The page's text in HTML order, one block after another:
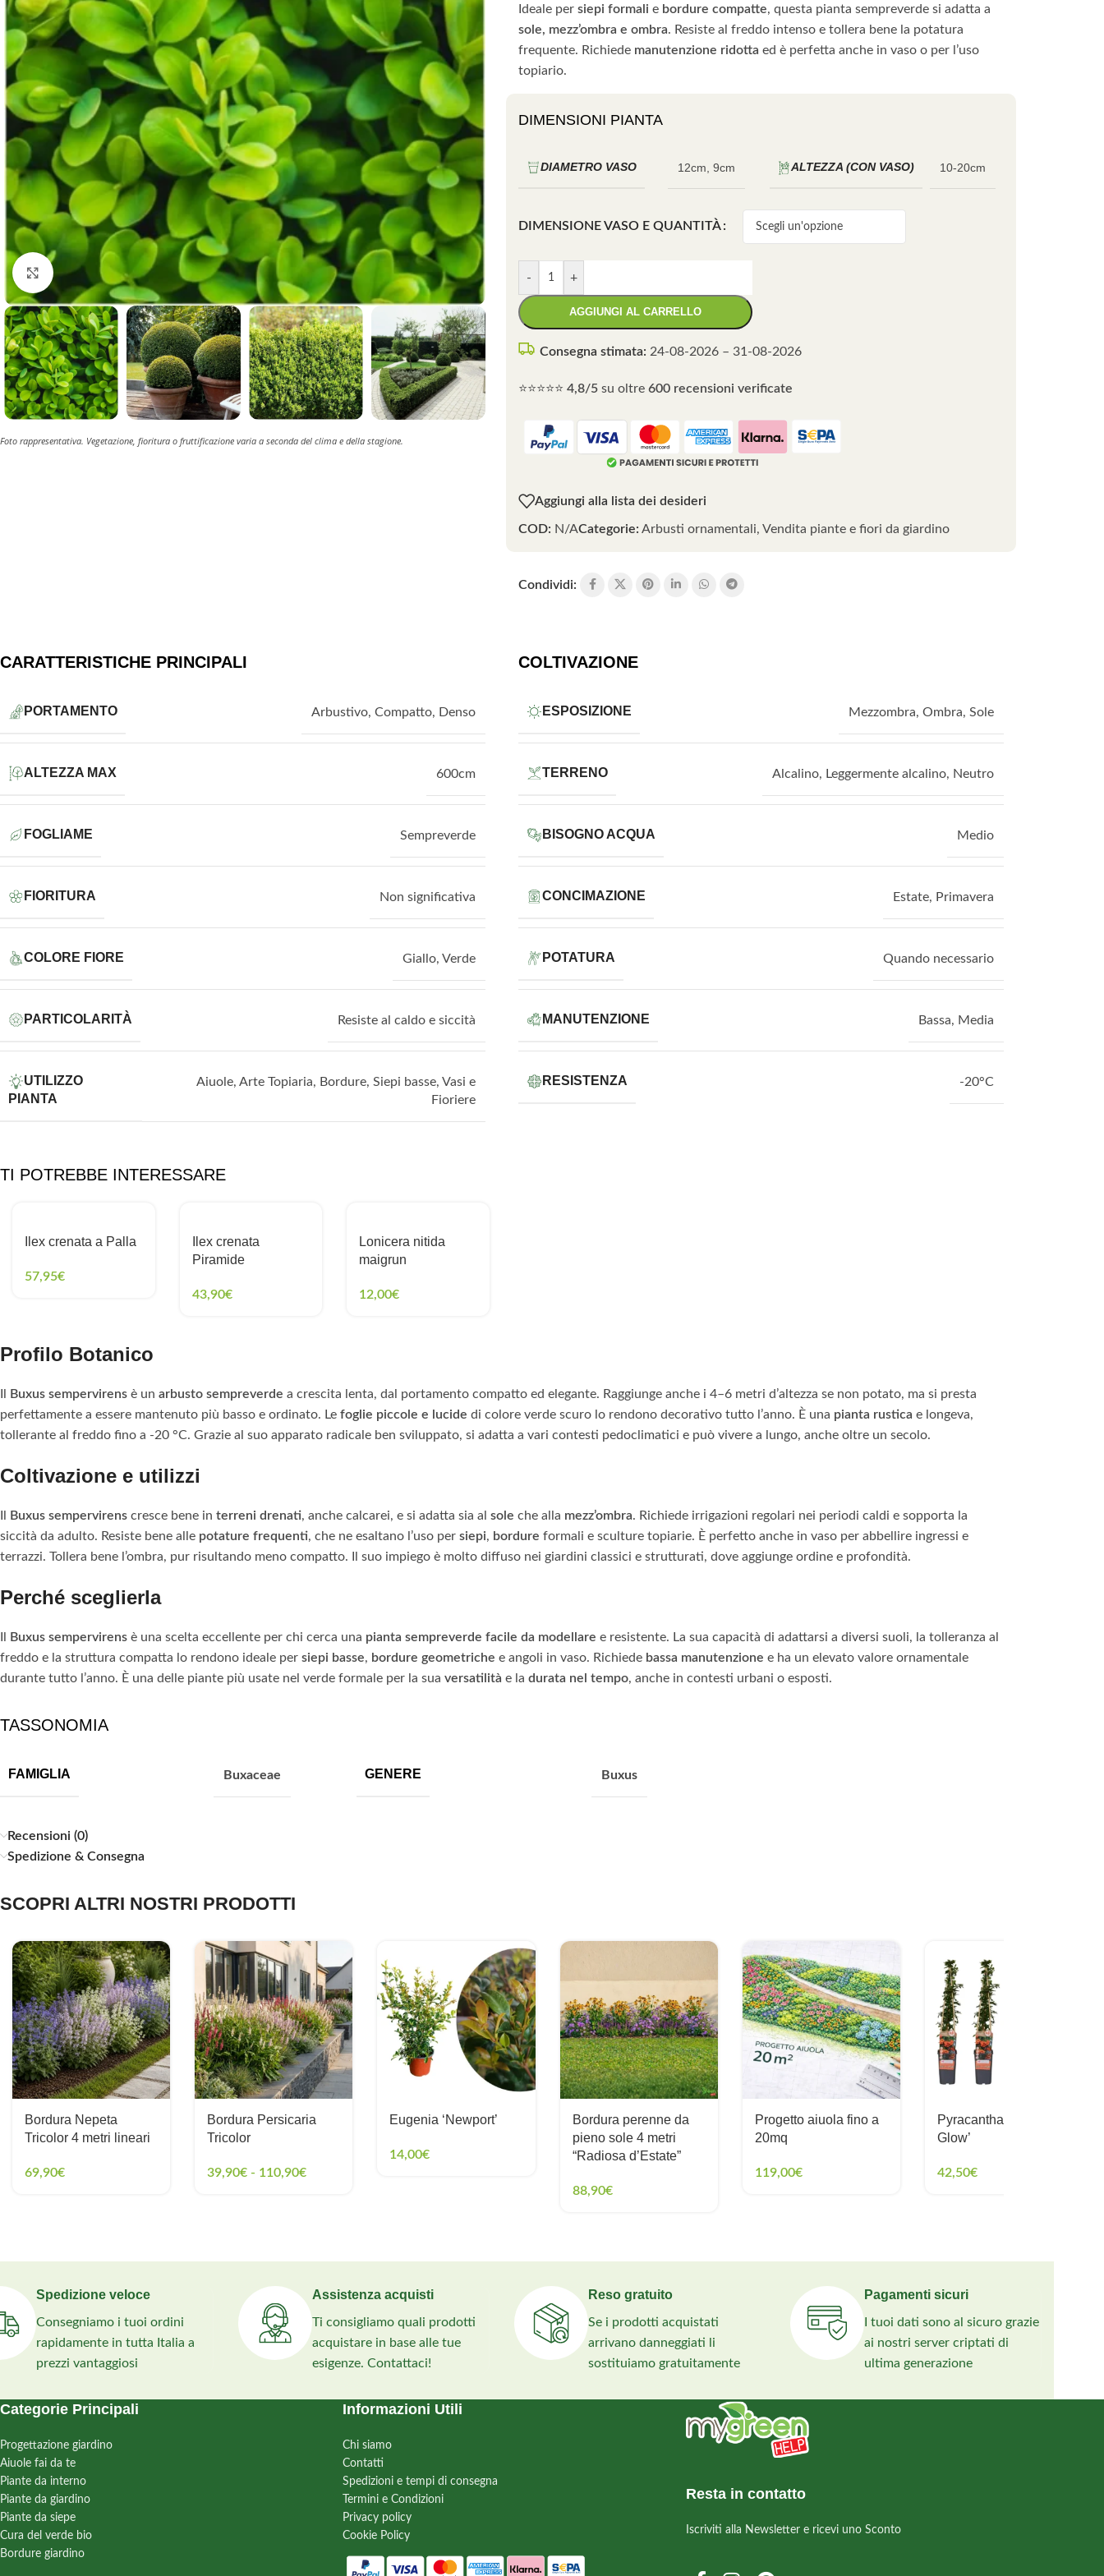
Clicca per ingrandire
Foto rappresentativa. Vegetazione, fioritura o fruttificazione varia a seconda del clima e della stagione.
Ideale per siepi formali e bordure compatte, questa pianta sempreverde si adatta a
sole, mezz’ombra e ombra. Resiste al freddo intenso e tollera bene la potatura
frequente. Richiede manutenzione ridotta ed è perfetta anche in vaso o per l’uso
topiario.
DIMENSIONI PIANTA
DIAMETRO VASO 12cm 9cm ALTEZZA (CON VASO) 10-20cm
DIMENSIONE VASO E QUANTITÀ
- +
AGGIUNGI AL CARRELLO
Consegna stimata: 24-08-2026 – 31-08-2026
⭐⭐⭐⭐⭐ 4,8/5 su oltre 600 recensioni verificate
Aggiungi alla lista dei desideri
COD: N/ACategorie: Arbusti ornamentali, Vendita piante e fiori da giardino
Condividi:
CARATTERISTICHE PRINCIPALI
PORTAMENTO Arbustivo, Compatto, Denso
ALTEZZA MAX 600cm
FOGLIAME Sempreverde
FIORITURA Non significativa
COLORE FIORE Giallo, Verde
PARTICOLARITÀ Resiste al caldo e siccità
UTILIZZO
PIANTA
Aiuole, Arte Topiaria, Bordure, Siepi basse, Vasi e
Fioriere
COLTIVAZIONE
ESPOSIZIONE Mezzombra, Ombra, Sole
TERRENO Alcalino, Leggermente alcalino, Neutro
BISOGNO ACQUA Medio
CONCIMAZIONE Estate, Primavera
POTATURA Quando necessario
MANUTENZIONE Bassa, Media
RESISTENZA -20°C
TI POTREBBE INTERESSARE
Ilex crenata a Palla
57,95€
Ilex crenata
Piramide
43,90€
Lonicera nitida
maigrun
12,00€
Profilo Botanico
Buxus sempervirens è un arbusto sempreverde a crescita lenta, dal portamento compatto ed elegante. Raggiunge anche i 4–6 metri d’altezza se non potato, ma si presta
perfettamente a essere mantenuto più basso e ordinato. Le foglie piccole e lucide di colore verde scuro lo rendono decorativo tutto l’anno. È una pianta rustica e longeva,
tollerante al freddo fino a -20 °C. Grazie al suo apparato radicale ben sviluppato, si adatta a vari contesti pedoclimatici e può vivere a lungo, anche oltre un secolo.
Coltivazione e utilizzi
Buxus sempervirens cresce bene in terreni drenati, anche calcarei, e si adatta sia al sole che alla mezz’ombra. Richiede irrigazioni regolari nei periodi caldi e sopporta la
siccità da adulto. Resiste bene alle potature frequenti, che ne esaltano l’uso per siepi, bordure formali e sculture topiarie. È perfetto anche in vaso per abbellire ingressi e
terrazzi. Tollera bene l’ombra, pur risultando meno compatto. Il suo impiego è molto diffuso nei giardini classici e strutturati, dove aggiunge ordine e profondità.
Perché sceglierla
Buxus sempervirens è una scelta eccellente per chi cerca una pianta sempreverde facile da modellare e resistente. La sua capacità di adattarsi a diversi suoli, la tolleranza al
freddo e la struttura compatta lo rendono ideale per siepi basse, bordure geometriche e angoli in vaso. Richiede bassa manutenzione e ha un elevato valore ornamentale
durante tutto l’anno. È una delle piante più usate nel verde formale per la sua versatilità e la durata nel tempo, anche in contesti urbani o esposti.
TASSONOMIA
FAMIGLIA Buxaceae GENERE Buxus
Recensioni (0)
Spedizione & Consegna
SCOPRI ALTRI NOSTRI PRODOTTI
Bordura Nepeta
Tricolor 4 metri lineari
69,90€
Bordura Persicaria
Tricolor
39,90€ - 110,90€
Eugenia ‘Newport’
14,00€
Bordura perenne da
pieno sole 4 metri
“Radiosa d’Estate”
88,90€
Progetto aiuola fino a
20mq
119,00€
Pyracantha ‘Orange
Glow’
42,50€
Spedizione veloce
Consegniamo i tuoi ordini
rapidamente in tutta Italia a
prezzi vantaggiosi
Assistenza acquisti
Ti consigliamo quali prodotti
acquistare in base alle tue
esigenze. Contattaci!
Reso gratuito
Se i prodotti acquistati
arrivano danneggiati li
sostituiamo gratuitamente
Pagamenti sicuri
I tuoi dati sono al sicuro grazie
ai nostri server criptati di
ultima generazione
Categorie Principali
Progettazione giardino
Aiuole fai da te
Piante da interno
Piante da giardino
Piante da siepe
Cura del verde bio
Bordure giardino
Informazioni Utili
Chi siamo
Contatti
Spedizioni e tempi di consegna
Termini e Condizioni
Privacy policy
Cookie Policy
Resta in contatto
Iscriviti alla Newsletter e ricevi uno Sconto